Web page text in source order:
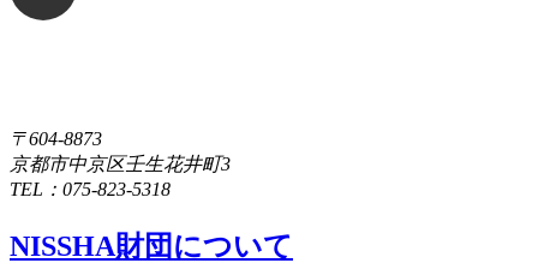
〒604-8873
京都市中京区壬生花井町3
TEL：075-823-5318
NISSHA財団について